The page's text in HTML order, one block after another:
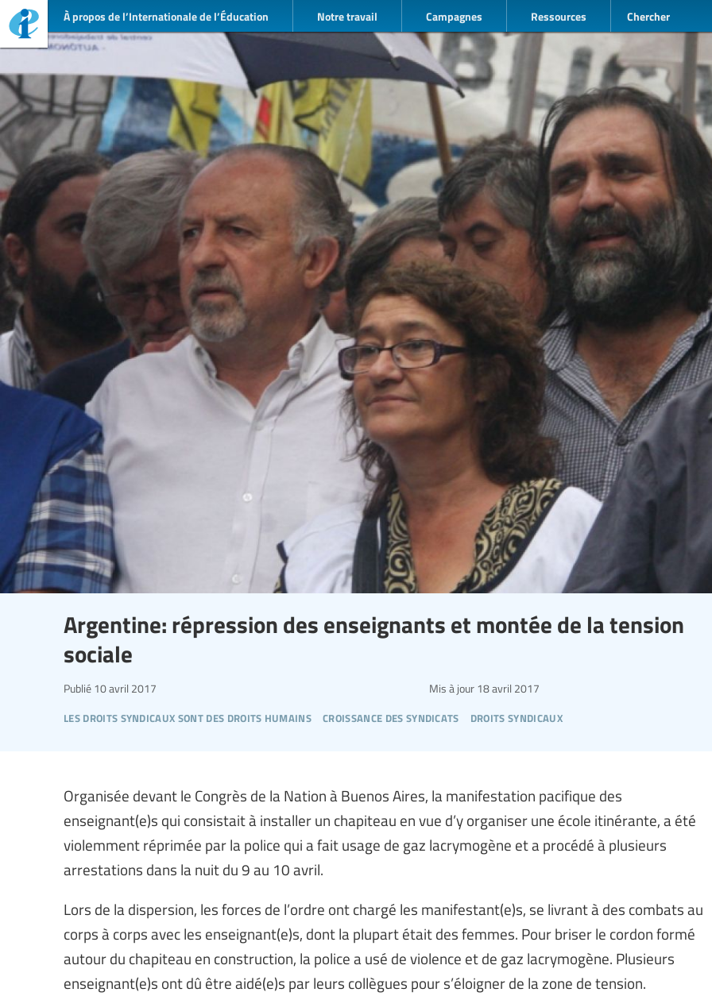
À propos de l’Internationale de l’Éducation Notre travail Campagnes Ressources Chercher
Argentine: répression des enseignants et montée de la tension
sociale
les droits syndicaux sont des droits humains croissance des syndicats droits syndicaux
Publié 10 avril 2017 Mis à jour 18 avril 2017
Organisée devant le Congrès de la Nation à Buenos Aires, la manifestation pacifique des
enseignant(e)s qui consistait à installer un chapiteau en vue d’y organiser une école itinérante, a été
violemment réprimée par la police qui a fait usage de gaz lacrymogène et a procédé à plusieurs
arrestations dans la nuit du 9 au 10 avril.
Lors de la dispersion, les forces de l’ordre ont chargé les manifestant(e)s, se livrant à des combats au
corps à corps avec les enseignant(e)s, dont la plupart était des femmes. Pour briser le cordon formé
autour du chapiteau en construction, la police a usé de violence et de gaz lacrymogène. Plusieurs
enseignant(e)s ont dû être aidé(e)s par leurs collègues pour s’éloigner de la zone de tension.